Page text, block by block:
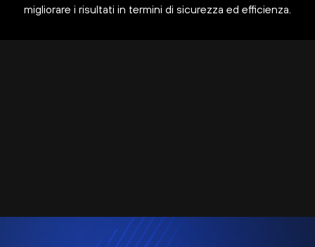
migliorare i risultati in termini di sicurezza ed efficienza.